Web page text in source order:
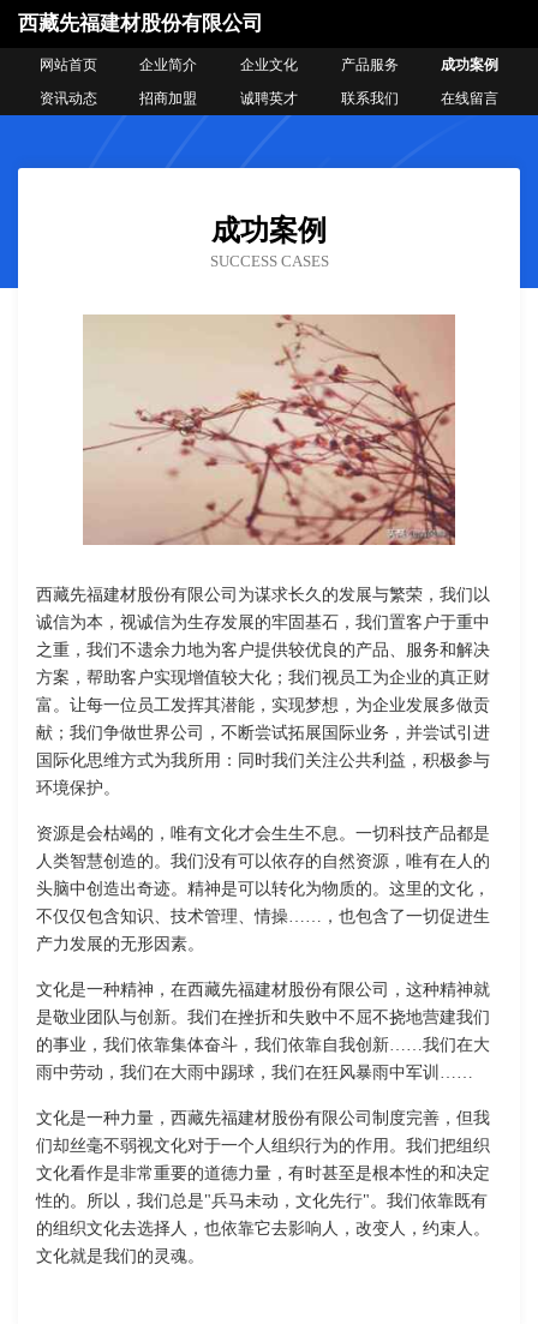
西藏先福建材股份有限公司
网站首页 企业简介 企业文化 产品服务
成功案例
资讯动态
招商加盟 诚聘英才 联系我们 在线留言
成功案例
SUCCESS CASES
西藏先福建材股份有限公司为谋求长久的发展与繁荣，我们以
诚信为本，视诚信为生存发展的牢固基石，我们置客户于重中
之重，我们不遗余力地为客户提供较优良的产品、服务和解决
方案，帮助客户实现增值较大化；我们视员工为企业的真正财
富。让每一位员工发挥其潜能，实现梦想，为企业发展多做贡
献；我们争做世界公司，不断尝试拓展国际业务，并尝试引进
国际化思维方式为我所用：同时我们关注公共利益，积极参与
环境保护。
资源是会枯竭的，唯有文化才会生生不息。一切科技产品都是
人类智慧创造的。我们没有可以依存的自然资源，唯有在人的
头脑中创造出奇迹。精神是可以转化为物质的。这里的文化，
不仅仅包含知识、技术管理、情操……，也包含了一切促进生
产力发展的无形因素。
文化是一种精神，在西藏先福建材股份有限公司，这种精神就
是敬业团队与创新。我们在挫折和失败中不屈不挠地营建我们
的事业，我们依靠集体奋斗，我们依靠自我创新……我们在大
雨中劳动，我们在大雨中踢球，我们在狂风暴雨中军训……
文化是一种力量，西藏先福建材股份有限公司制度完善，但我
们却丝毫不弱视文化对于一个人组织行为的作用。我们把组织
文化看作是非常重要的道德力量，有时甚至是根本性的和决定
性的。所以，我们总是"兵马未动，文化先行"。我们依靠既有
的组织文化去选择人，也依靠它去影响人，改变人，约束人。
文化就是我们的灵魂。